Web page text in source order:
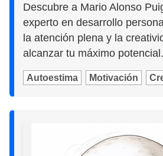
Descubre a Mario Alonso
experto en desarrollo
la atención plena y la
alcanzar tu máximo potencial.
Autoestima Motivación